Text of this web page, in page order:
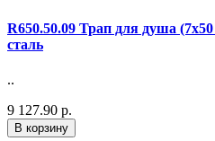
R650.50.09 Трап для душа
сталь
..
9 127.90 р.
В корзину